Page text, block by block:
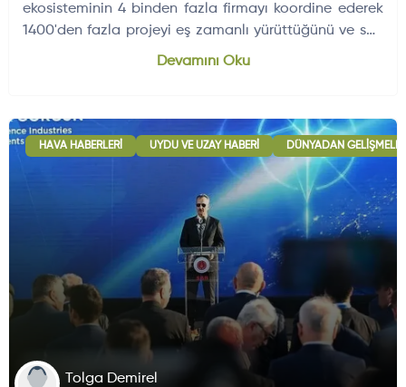
ekosisteminin 4 binden fazla firmayı koordine ederek
1400'den fazla projeyi eş zamanlı yürüttüğünü ve son
12 ayda 11 milyar doları aşan…
Devamını Oku
HAVA HABERLERI UYDU VE UZAY HABERI DÜNYADAN GELIŞMELER
Tolga Demirel